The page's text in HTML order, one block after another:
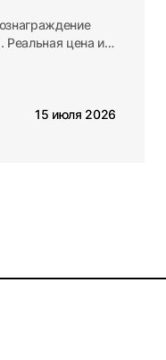
Реальная цена и
15 июля 2026